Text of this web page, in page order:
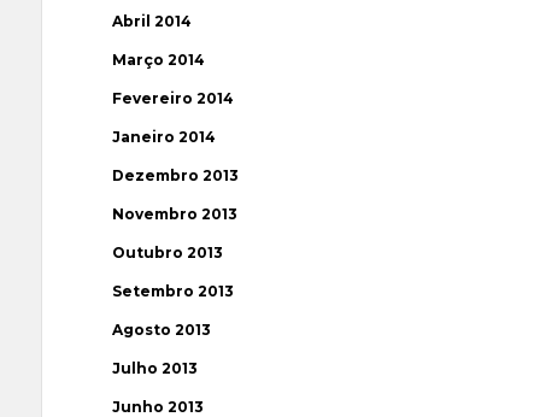
Abril 2014
Março 2014
Fevereiro 2014
Janeiro 2014
Dezembro 2013
Novembro 2013
Outubro 2013
Setembro 2013
Agosto 2013
Julho 2013
Junho 2013